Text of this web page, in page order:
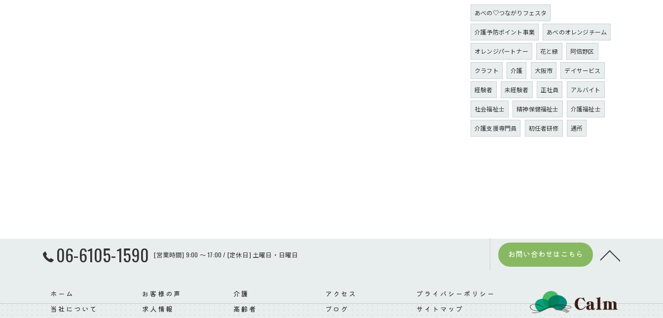
あべの♡つながりフェスタ
介護予防ポイント事業 あべのオレンジチーム
オレンジパートナー 花と緑 阿倍野区
クラフト 介護 大阪市 デイサービス
経験者 未経験者 正社員 アルバイト
社会福祉士 精神保健福祉士 介護福祉士
介護支援専門員 初任者研修 通所
06-6105-1590 [営業時間] 9:00 ～ 17:00 / [定休日] 土曜日・日曜日 お問い合わせはこちら
ホーム
当社について
お客様の声
求人情報
介護
高齢者
アクセス
ブログ
プライバシーポリシー
サイトマップ